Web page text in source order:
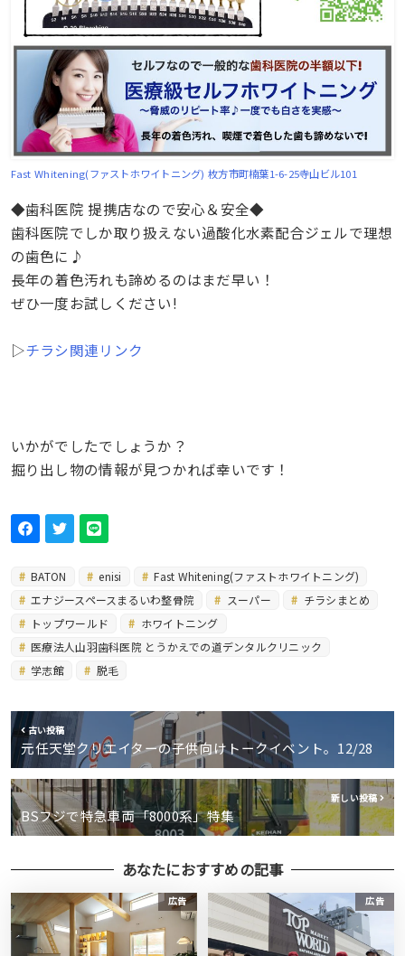
Fast Whitening(ファストホワイトニング) 枚方市町楠葉1-6-25寺山ビル101
◆歯科医院 提携店なので安心＆安全◆
歯科医院でしか取り扱えない過酸化水素配合ジェルで理想
の歯色に♪
長年の着色汚れも諦めるのはまだ早い！
ぜひ一度お試しください!
▷チラシ関連リンク
いかがでしたでしょうか？
掘り出し物の情報が見つかれば幸いです！
BATON enisi
Fast Whitening(ファストホワイトニング)
エナジースペースまるいわ整骨院
スーパー
チラシまとめ
トップワールド
ホワイトニング
医療法人山羽歯科医院 とうかえでの道デンタルクリニック
学志館
脱毛
古い投稿
元任天堂クリエイターの子供向けトークイベント。12/28
新しい投稿
BSフジで特急車両「8000系」特集
あなたにおすすめの記事
広告 広告